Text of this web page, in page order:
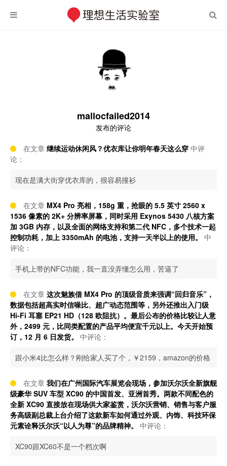
mallocfailed2014
发布的评论
在文章 继续运动休闲风？优衣库让你明年春天这么穿 中评
论：
现在是满大街穿优衣库的，很容易撞衫
在文章 MX4 Pro 亮相，158g 重，抢眼的 5.5 英寸 2560 x
1536 像素的 2K+ 分辨率屏幕，同时采用 Exynos 5430 八核方案
加 3GB 内存，以及全面的网络支持和第二代 NFC，多个技术一起
控制功耗，加上 3350mAh 的电池，支持一天半以上的使用。
中
评论：
手机上带的NFC功能，我一直没弄懂怎么用，苦逼了
在文章 这次魅族借 MX4 Pro 的顶级音质来强调“回归音乐”，
数据包括超高实时信噪比、超广动态范围等，另外还推出入门级
Hi-Fi 耳塞 EP21 HD（128 欧阻抗）。最后公布的价格比较让人意
外，2499 元，比同类配置的产品平均便宜千元以上。今天开始预
订，12 月 6 日发货。
中评论：
跟小米4比怎么样？刚给家人买了个，￥2159，amazon的价格
在文章 我们在广州国际汽车展览会现场，参加沃尔沃全新旗舰
级豪华 SUV 车型 XC90 的中国首发、亚洲首秀。两款不同配色的
全新 XC90 直接放在现场供大家鉴赏，沃尔沃营销、销售与客户服
务高级副总裁上台介绍了这款新车如何通过外观、内饰、科技环保
元素诠释沃尔沃“以人为尊”的品牌精神。
中评论：
XC90跟XC60不是一个档次啊